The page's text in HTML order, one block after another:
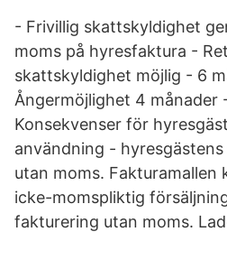
- Frivillig skattskyldighet
moms på hyresfaktura -
skattskyldighet möjlig - 6
Ångermöjlighet 4 månader
Konsekvenser för
användning -
utan moms. Fakturamallen
icke-momspliktig
fakturering utan moms.